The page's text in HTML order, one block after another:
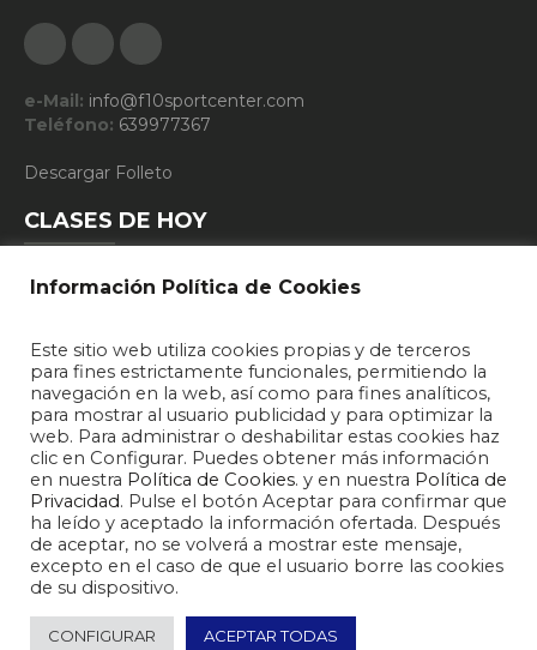
FacebookGoogle Plus
e-Mail: info@f10sportcenter.com
Teléfono: 639977367
Descargar Folleto
CLASES DE HOY
19:15 - DEFENSA PERSONAL
20:15 - DEFENSA PERSONAL
2026 © F10 Sport Center - Gimnasio y Centro Deportivo Zamora
Política de Privacidad Política de Cookies
Información Política de Cookies
Este sitio web utiliza cookies propias y de terceros
para fines estrictamente funcionales, permitiendo la
navegación en la web, así como para fines analíticos,
para mostrar al usuario publicidad y para optimizar la
web. Para administrar o deshabilitar estas cookies haz
clic en Configurar. Puedes obtener más información
en nuestra Política de Cookies. y en nuestra Política de
Privacidad. Pulse el botón Aceptar para confirmar que
ha leído y aceptado la información ofertada. Después
de aceptar, no se volverá a mostrar este mensaje,
excepto en el caso de que el usuario borre las cookies
de su dispositivo.
CONFIGURAR ACEPTAR TODAS